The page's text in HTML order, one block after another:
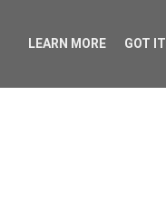
LEARN MORE GOT IT